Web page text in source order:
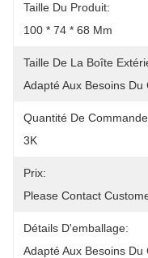
Taille Du Produit:
100 * 74 * 68 Mm
Taille De La Boîte
Adapté Aux Besoins Du
Quantité De
3K
Prix:
Please Contact
Détails D'emballage:
Adapté Aux Besoins Du